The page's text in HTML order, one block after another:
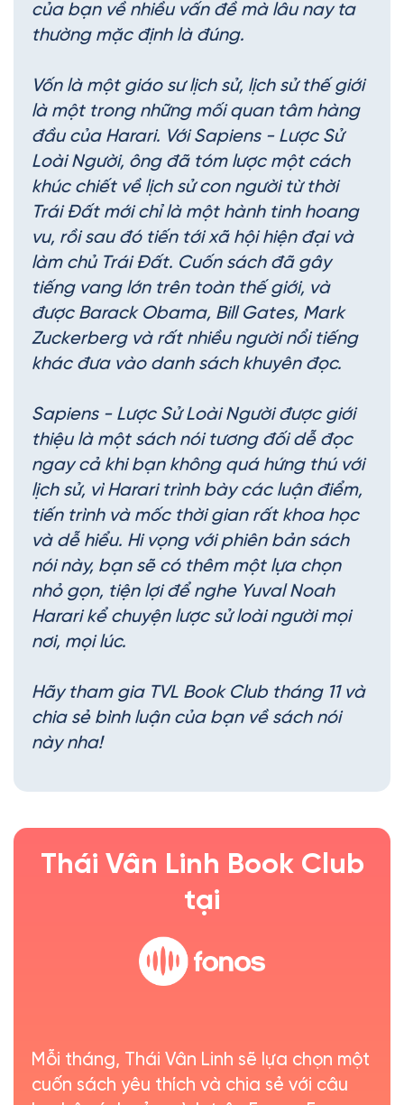
của bạn về nhiều vấn đề mà lâu nay ta
thường mặc định là đúng.
Vốn là một giáo sư lịch sử, lịch sử thế giới
là một trong những mối quan tâm hàng
đầu của Harari. Với Sapiens - Lược Sử
Loài Người, ông đã tóm lược một cách
khúc chiết về lịch sử con người từ thời
Trái Đất mới chỉ là một hành tinh hoang
vu, rồi sau đó tiến tới xã hội hiện đại và
làm chủ Trái Đất. Cuốn sách đã gây
tiếng vang lớn trên toàn thế giới, và
được Barack Obama, Bill Gates, Mark
Zuckerberg và rất nhiều người nổi tiếng
khác đưa vào danh sách khuyên đọc.
Sapiens - Lược Sử Loài Người được giới
thiệu là một sách nói tương đối dễ đọc
ngay cả khi bạn không quá hứng thú với
lịch sử, vì Harari trình bày các luận điểm,
tiến trình và mốc thời gian rất khoa học
và dễ hiểu. Hi vọng với phiên bản sách
nói này, bạn sẽ có thêm một lựa chọn
nhỏ gọn, tiện lợi để nghe Yuval Noah
Harari kể chuyện lược sử loài người mọi
nơi, mọi lúc.
Hãy tham gia TVL Book Club tháng 11 và
chia sẻ bình luận của bạn về sách nói
này nha!
Thái Vân Linh Book Club
tại
Mỗi tháng, Thái Vân Linh sẽ lựa chọn một
cuốn sách yêu thích và chia sẻ với câu